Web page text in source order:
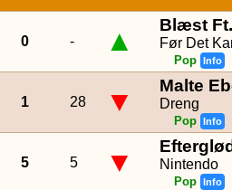
0 - ▲ Blæst
Før Det
Pop Info
1 28 ▼ Malte
Dreng
Pop Info
5 5 ▼ Nintendo
Pop Info